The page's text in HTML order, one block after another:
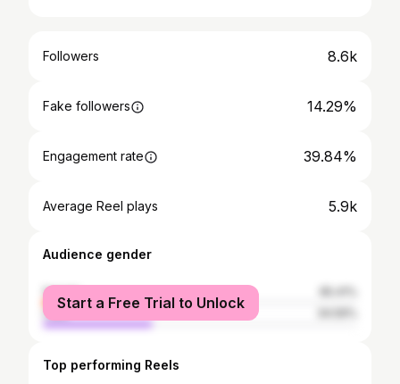
Followers 8.6k
Fake followers 14.29%
Engagement rate 39.84%
Average Reel plays 5.9k
Audience gender
female
male
Start a Free Trial to Unlock
Top performing Reels